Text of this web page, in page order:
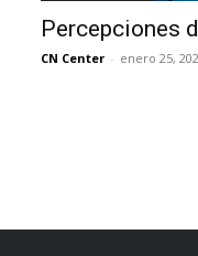
Percepciones
CN Center - enero 25,